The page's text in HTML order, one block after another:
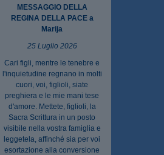
MESSAGGIO DELLA
REGINA DELLA PACE a
Marija
25 Luglio 2026
Cari figli, mentre le tenebre e
l'inquietudine regnano in molti
cuori, voi, figlioli, siate
preghiera e le mie mani tese
d'amore. Mettete, figlioli, la
Sacra Scrittura in un posto
visibile nella vostra famiglia e
leggetela, affinché sia per voi
esortazione alla conversione